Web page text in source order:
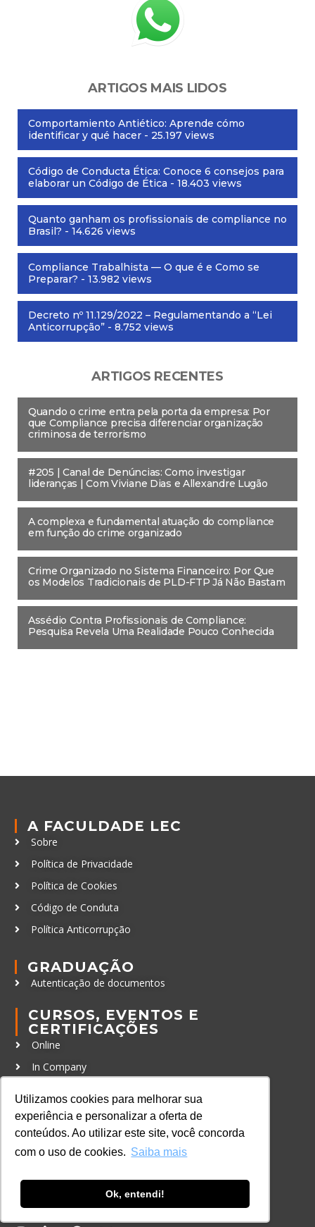
Utilizamos cookies para melhorar sua
experiência e personalizar a oferta de
conteúdos. Ao utilizar este site, você concorda
com o uso de cookies. Saiba mais
Ok, entendi!
ARTIGOS MAIS LIDOS
Comportamiento Antiético: Aprende cómo
identificar y qué hacer - 25.197 views
Código de Conducta Ética: Conoce 6 consejos para
elaborar un Código de Ética - 18.403 views
Quanto ganham os profissionais de compliance no
Brasil? - 14.626 views
Compliance Trabalhista — O que é e Como se
Preparar? - 13.982 views
Decreto nº 11.129/2022 – Regulamentando a “Lei
Anticorrupção” - 8.752 views
ARTIGOS RECENTES
Quando o crime entra pela porta da empresa: Por
que Compliance precisa diferenciar organização
criminosa de terrorismo
#205 | Canal de Denúncias: Como investigar
lideranças | Com Viviane Dias e Allexandre Lugão
A complexa e fundamental atuação do compliance
em função do crime organizado
Crime Organizado no Sistema Financeiro: Por Que
os Modelos Tradicionais de PLD-FTP Já Não Bastam
Assédio Contra Profissionais de Compliance:
Pesquisa Revela Uma Realidade Pouco Conhecida
A FACULDADE LEC
Sobre
Política de Privacidade
Política de Cookies
Código de Conduta
Política Anticorrupção
GRADUAÇÃO
Autenticação de documentos
CURSOS, EVENTOS E
CERTIFICAÇÕES
Online
In Company
Certificações
CONTATO
+55 11 3259-2837
+55 11 98924-8322
contato@lec.com.br